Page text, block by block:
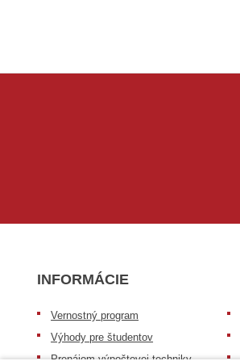
INFORMÁCIE
Vernostný program
Výhody pre študentov